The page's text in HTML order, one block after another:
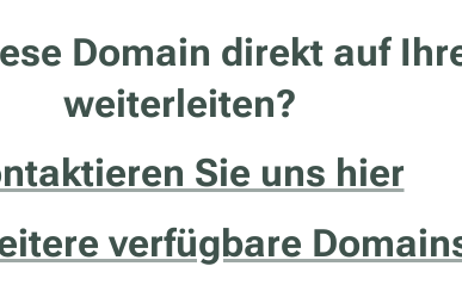
Domain direkt auf
weiterleiten?
Sie uns hier
verfügbare